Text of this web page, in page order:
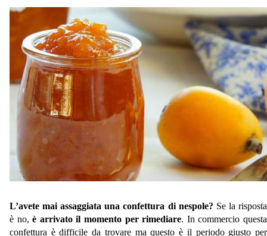
L’avete mai assaggiata una confettura di nespole? Se la risposta
è no,è arrivato il momento per rimediare. In commercio questa
confettura è difficile da trovare ma questo è il periodo giusto per